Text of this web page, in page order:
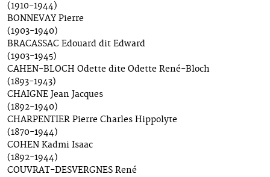
(1910-1944)
BONNEVAY Pierre
(1903-1940)
BRACASSAC Edouard dit Edward
(1903-1945)
CAHEN-BLOCH Odette dite Odette René-Bloch
(1893-1943)
CHAIGNE Jean Jacques
(1892-1940)
CHARPENTIER Pierre Charles Hippolyte
(1870-1944)
COHEN Kadmi Isaac
(1892-1944)
COUVRAT-DESVERGNES René